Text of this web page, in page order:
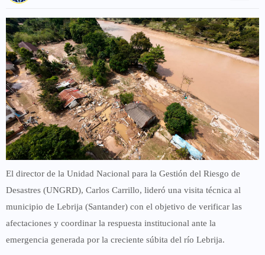
El director de la Unidad Nacional para la Gestión del Riesgo de
Desastres (UNGRD), Carlos Carrillo, lideró una visita técnica al
municipio de Lebrija (Santander) con el objetivo de verificar las
afectaciones y coordinar la respuesta institucional ante la
emergencia generada por la creciente súbita del río Lebrija.